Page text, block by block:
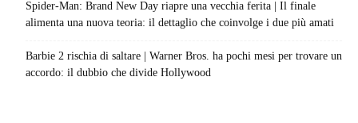
Spider-Man: Brand New Day riapre una vecchia ferita | Il finale
alimenta una nuova teoria: il dettaglio che coinvolge i due più amati
Barbie 2 rischia di saltare | Warner Bros. ha pochi mesi per trovare un
accordo: il dubbio che divide Hollywood